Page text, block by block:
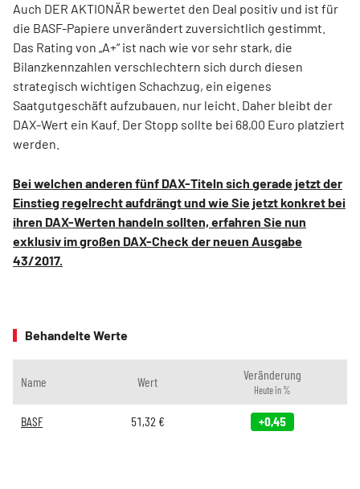
Auch DER AKTIONÄR bewertet den Deal positiv und ist für
die BASF-Papiere unverändert zuversichtlich gestimmt.
Das Rating von „A+“ ist nach wie vor sehr stark, die
Bilanzkennzahlen verschlechtern sich durch diesen
strategisch wichtigen Schachzug, ein eigenes
Saatgutgeschäft aufzubauen, nur leicht. Daher bleibt der
DAX-Wert ein Kauf. Der Stopp sollte bei 68,00 Euro platziert
werden.
Bei welchen anderen fünf DAX-Titeln sich gerade jetzt der
Einstieg regelrecht aufdrängt und wie Sie jetzt konkret bei
ihren DAX-Werten handeln sollten, erfahren Sie nun
exklusiv im großen DAX-Check der neuen Ausgabe
43/2017.
Behandelte Werte
Name Wert Veränderung
Heute in %
BASF 51,32 € +0,45